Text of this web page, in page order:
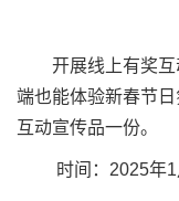
开展线上有奖
端也能体验新春节
互动宣传品一份。
时间：2025年1月